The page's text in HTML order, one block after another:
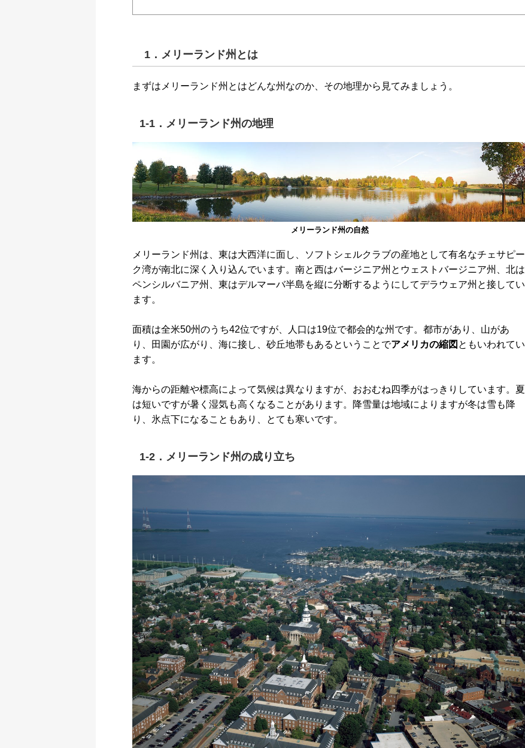
1．メリーランド州とは
まずはメリーランド州とはどんな州なのか、その地理から見てみましょう。
1-1．メリーランド州の地理
メリーランド州の自然
メリーランド州は、東は大西洋に面し、ソフトシェルクラブの産地として有名なチェサピー
ク湾が南北に深く入り込んでいます。南と西はバージニア州とウェストバージニア州、北は
ペンシルバニア州、東はデルマーバ半島を縦に分断するようにしてデラウェア州と接してい
ます。
面積は全米50州のうち42位ですが、人口は19位で都会的な州です。都市があり、山があ
り、田園が広がり、海に接し、砂丘地帯もあるということでアメリカの縮図 ともいわれてい
ます。
海からの距離や標高によって気候は異なりますが、おおむね四季がはっきりしています。夏
は短いですが暑く湿気も高くなることがあります。降雪量は地域によりますが冬は雪も降
り、氷点下になることもあり、とても寒いです。
1-2．メリーランド州の成り立ち